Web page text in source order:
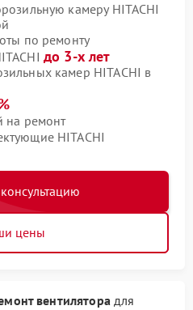
камеру HITACHI
по ремонту
до 3-х лет
камер HITACHI в
на ремонт
HITACHI
цены
вентиляторадля